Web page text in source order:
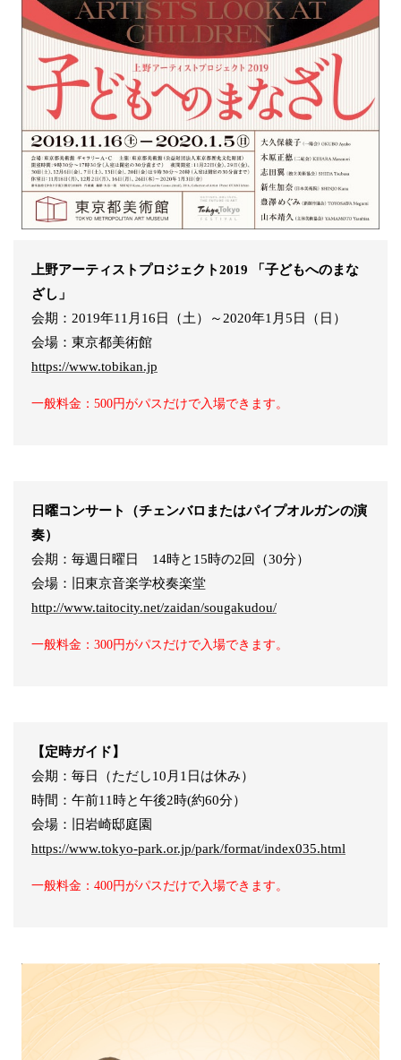
上野アーティストプロジェクト2019 「子どもへのまな
ざし」
会期：2019年11月16日（土）～2020年1月5日（日）
会場：東京都美術館
https://www.tobikan.jp
一般料金：500円がパスだけで入場できます。
日曜コンサート（チェンバロまたはパイプオルガンの演
奏）
会期：毎週日曜日 14時と15時の2回（30分）
会場：旧東京音楽学校奏楽堂
http://www.taitocity.net/zaidan/sougakudou/
一般料金：300円がパスだけで入場できます。
【定時ガイド】
会期：毎日（ただし10月1日は休み）
時間：午前11時と午後2時(約60分）
会場：旧岩崎邸庭園
https://www.tokyo-park.or.jp/park/format/index035.html
一般料金：400円がパスだけで入場できます。